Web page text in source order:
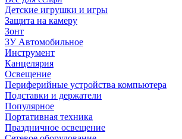
Детские игрушки и игры
Защита на камеру
Зонт
ЗУ Автомобильное
Инструмент
Канцелярия
Освещение
Периферийные устройства компьютера
Подставки и держатели
Популярное
Портативная техника
Праздничное освещение